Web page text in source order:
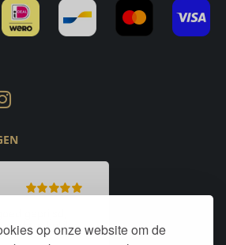
op onze website om de